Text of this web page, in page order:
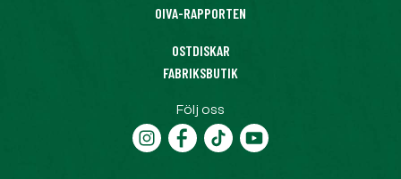
OIVA-RAPPORTEN
OSTDISKAR
FABRIKSBUTIK
Följ oss